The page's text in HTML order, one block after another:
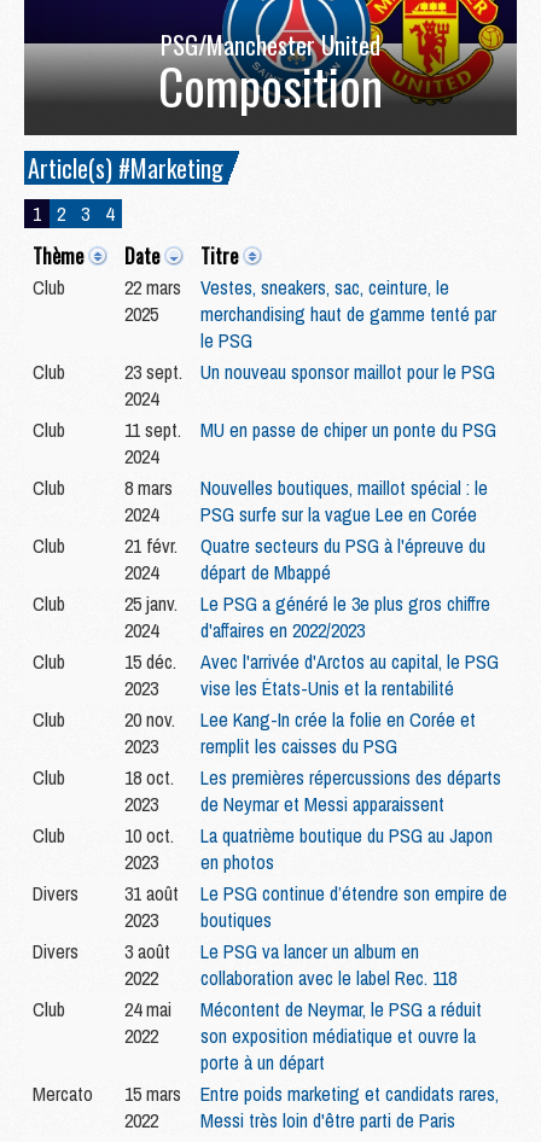
PSG/Manchester United
Composition
Article(s) #Marketing
1 2 3 4
Thème Date Titre
Club
22 mars
2025
Vestes, sneakers, sac, ceinture, le
merchandising haut de gamme tenté par
le PSG
Club
23 sept.
2024
Un nouveau sponsor maillot pour le PSG
Club
11 sept.
2024
MU en passe de chiper un ponte du PSG
Club
8 mars
2024
Nouvelles boutiques, maillot spécial : le
PSG surfe sur la vague Lee en Corée
Club
21 févr.
2024
Quatre secteurs du PSG à l'épreuve du
départ de Mbappé
Club
25 janv.
2024
Le PSG a généré le 3e plus gros chiffre
d'affaires en 2022/2023
Club
15 déc.
2023
Avec l'arrivée d'Arctos au capital, le PSG
vise les États-Unis et la rentabilité
Club
20 nov.
2023
Lee Kang-In crée la folie en Corée et
remplit les caisses du PSG
Club
18 oct.
2023
Les premières répercussions des départs
de Neymar et Messi apparaissent
Club
10 oct.
2023
La quatrième boutique du PSG au Japon
en photos
Divers
31 août
2023
Le PSG continue d’étendre son empire de
boutiques
Divers
3 août
2022
Le PSG va lancer un album en
collaboration avec le label Rec. 118
Club
24 mai
2022
Mécontent de Neymar, le PSG a réduit
son exposition médiatique et ouvre la
porte à un départ
Mercato
15 mars
2022
Entre poids marketing et candidats rares,
Messi très loin d'être parti de Paris